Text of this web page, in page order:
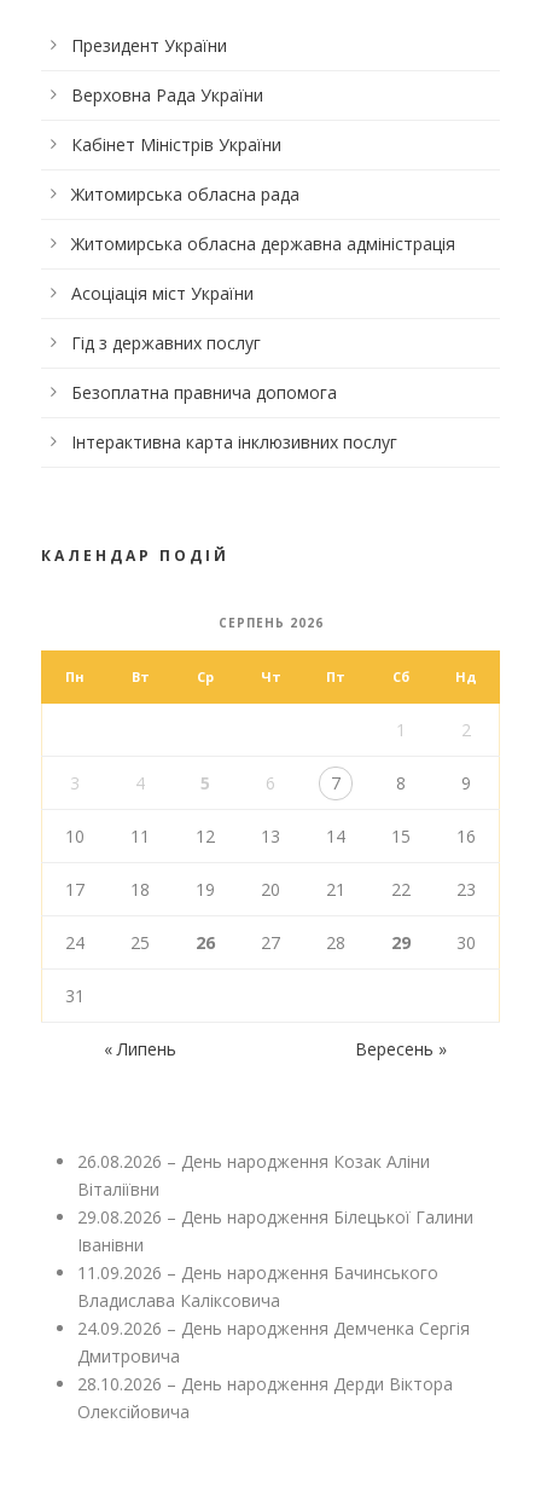
Президент України
Верховна Рада України
Кабінет Міністрів України
Житомирська обласна рада
Житомирська обласна державна адміністрація
Асоціація міст України
Гід з державних послуг
Безоплатна правнича допомога
Інтерактивна карта інклюзивних послуг
КАЛЕНДАР ПОДІЙ
СЕРПЕНЬ 2026
Пн Вт Ср Чт Пт Сб Нд
1 2
3 4 5 6 7 8 9
10 11 12 13 14 15 16
17 18 19 20 21 22 23
24 25 26 27 28 29 30
31
« Липень Вересень »
26.08.2026 – День народження Козак Аліни
Віталіївни
29.08.2026 – День народження Білецької Галини
Іванівни
11.09.2026 – День народження Бачинського
Владислава Каліксовича
24.09.2026 – День народження Демченка Сергія
Дмитровича
28.10.2026 – День народження Дерди Віктора
Олексійовича